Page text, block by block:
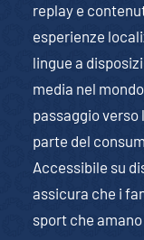
replay e
esperienze
lingue a
media nel
passaggio
parte del
Accessibile su
assicura che i
sport che